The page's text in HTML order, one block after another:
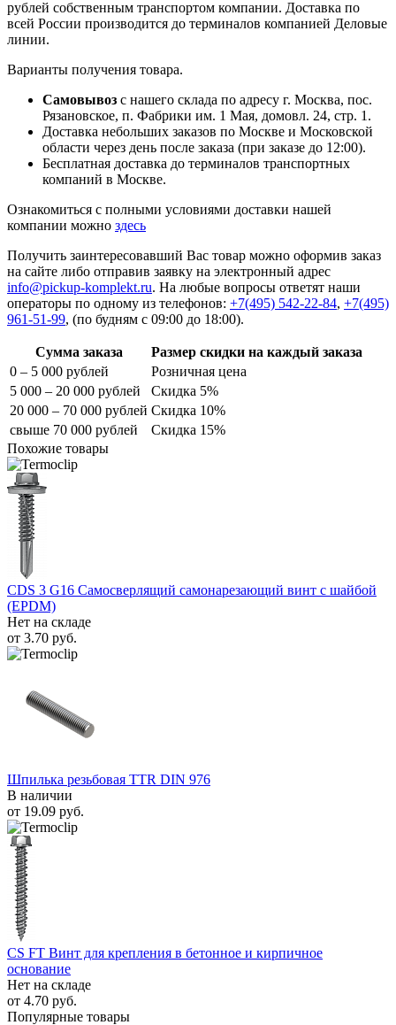
рублей собственным транспортом компании. Доставка по
всей России производится до терминалов компанией Деловые
линии.
Варианты получения товара.
Самовывоз с нашего склада по адресу г. Москва, пос.
Рязановское, п. Фабрики им. 1 Мая, домовл. 24, стр. 1.
Доставка небольших заказов по Москве и Московской
области через день после заказа (при заказе до 12:00).
Бесплатная доставка до терминалов транспортных
компаний в Москве.
Ознакомиться с полными условиями доставки нашей
компании можно здесь
Получить заинтересовавший Вас товар можно оформив заказ
на сайте либо отправив заявку на электронный адрес
info@pickup-komplekt.ru. На любые вопросы ответят наши
операторы по одному из телефонов: +7(495) 542-22-84, +7(495)
961-51-99, (по будням с 09:00 до 18:00).
Сумма заказа
Размер скидки на каждый заказа
0 – 5 000 рублей
Розничная цена
5 000 – 20 000 рублей
Скидка 5%
20 000 – 70 000 рублей Скидка 10%
свыше 70 000 рублей
Скидка 15%
Похожие товары
CDS 3 G16 Самосверлящий самонарезающий винт с шайбой
(EPDM)
Нет на складе
от 3.70 руб.
Шпилька резьбовая TTR DIN 976
В наличии
от 19.09 руб.
CS FT Винт для крепления в бетонное и кирпичное
основание
Нет на складе
от 4.70 руб.
Популярные товары